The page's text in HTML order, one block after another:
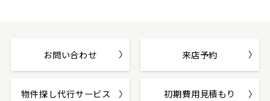
お問い合わせ 来店予約
物件探し代行サービス 初期費用見積もり